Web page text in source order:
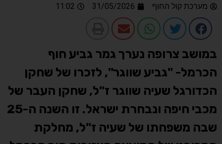
מערכת קול החוף
31/05/2026
11:02
במושב צרופה נערך גמר גביע חוף
הכרמל- "גביע שווגר", לזכרו של שחקן
הכדורגל שעיה שווגר ז"ל, שחקן העבר של
מכבי חיפה ונבחרת ישראל. זו השנה ה-25
שבה משפחתו של שעיה ז"ל, מחלקת